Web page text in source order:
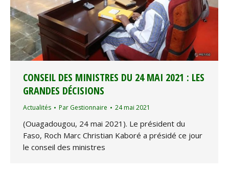
CONSEIL DES MINISTRES DU 24 MAI 2021 : LES
GRANDES DÉCISIONS
Actualités Par Gestionnaire 24 mai 2021
(Ouagadougou, 24 mai 2021). Le président du
Faso, Roch Marc Christian Kaboré a présidé ce jour
le conseil des ministres